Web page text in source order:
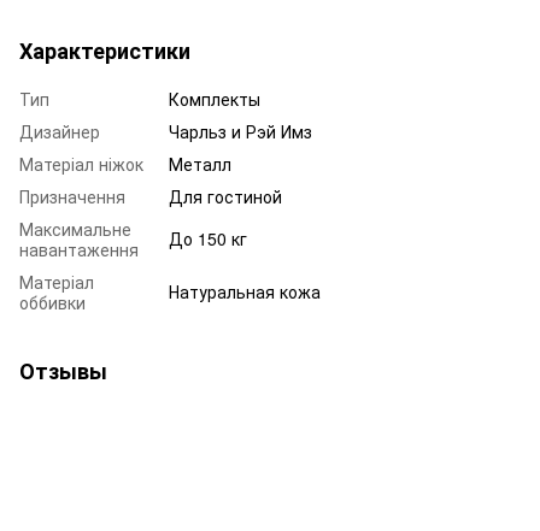
Характеристики
Тип
Комплекты
Дизайнер
Чарльз и Рэй Имз
Матеріал ніжок
Металл
Призначення
Для гостиной
Максимальне
навантаження
До 150 кг
Матеріал
оббивки
Натуральная кожа
Отзывы